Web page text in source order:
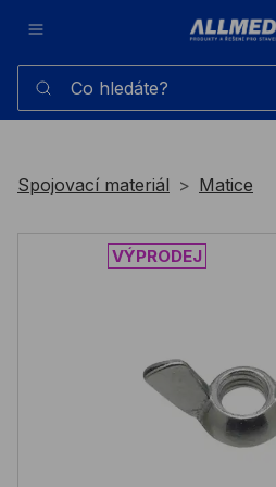
Co hledáte?
Spojovací materiál Matice